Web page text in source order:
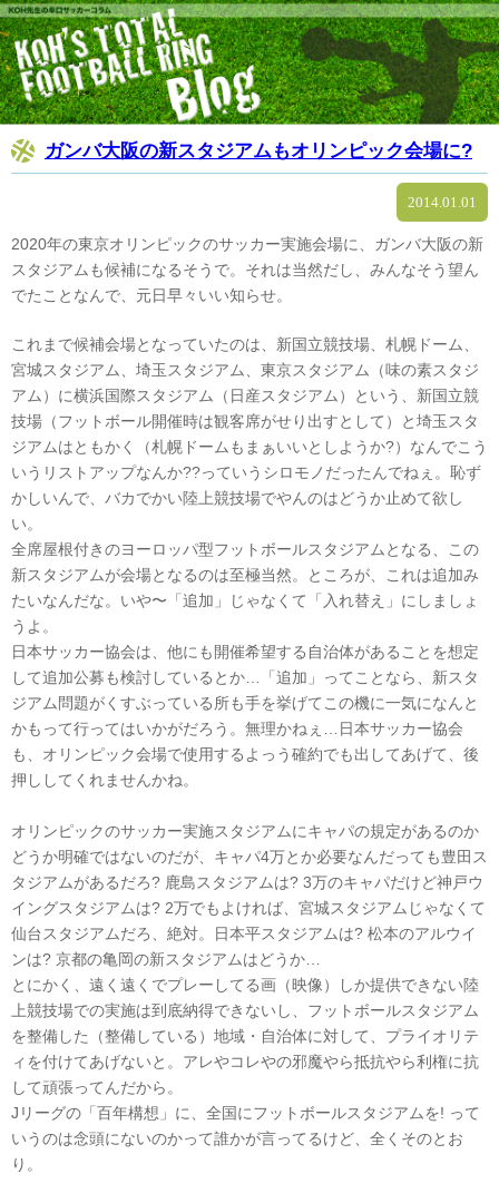
ガンバ大阪の新スタジアムもオリンピック会場に?
2014.01.01
2020年の東京オリンピックのサッカー実施会場に、ガンバ大阪の新
スタジアムも候補になるそうで。それは当然だし、みんなそう望ん
でたことなんで、元日早々いい知らせ。
これまで候補会場となっていたのは、新国立競技場、札幌ドーム、
宮城スタジアム、埼玉スタジアム、東京スタジアム（味の素スタジ
アム）に横浜国際スタジアム（日産スタジアム）という、新国立競
技場（フットボール開催時は観客席がせり出すとして）と埼玉スタ
ジアムはともかく（札幌ドームもまぁいいとしようか?）なんでこう
いうリストアップなんか??っていうシロモノだったんでねぇ。恥ず
かしいんで、バカでかい陸上競技場でやんのはどうか止めて欲し
い。
全席屋根付きのヨーロッパ型フットボールスタジアムとなる、この
新スタジアムが会場となるのは至極当然。ところが、これは追加み
たいなんだな。いや〜「追加」じゃなくて「入れ替え」にしましょ
うよ。
日本サッカー協会は、他にも開催希望する自治体があることを想定
して追加公募も検討しているとか…「追加」ってことなら、新スタ
ジアム問題がくすぶっている所も手を挙げてこの機に一気になんと
かもって行ってはいかがだろう。無理かねぇ…日本サッカー協会
も、オリンピック会場で使用するよっう確約でも出してあげて、後
押ししてくれませんかね。
オリンピックのサッカー実施スタジアムにキャパの規定があるのか
どうか明確ではないのだが、キャパ4万とか必要なんだっても豊田ス
タジアムがあるだろ? 鹿島スタジアムは? 3万のキャパだけど神戸ウ
イングスタジアムは? 2万でもよければ、宮城スタジアムじゃなくて
仙台スタジアムだろ、絶対。日本平スタジアムは? 松本のアルウイ
ンは? 京都の亀岡の新スタジアムはどうか…
とにかく、遠く遠くでプレーしてる画（映像）しか提供できない陸
上競技場での実施は到底納得できないし、フットボールスタジアム
を整備した（整備している）地域・自治体に対して、プライオリテ
ィを付けてあげないと。アレやコレやの邪魔やら抵抗やら利権に抗
して頑張ってんだから。
Jリーグの「百年構想」に、全国にフットボールスタジアムを! って
いうのは念頭にないのかって誰かが言ってるけど、全くそのとお
り。